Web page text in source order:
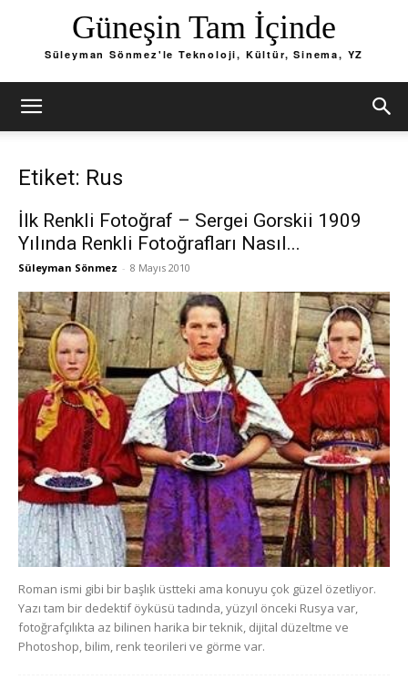
Güneşin Tam İçinde
Süleyman Sönmez'le Teknoloji, Kültür, Sinema, YZ
Etiket: Rus
İlk Renkli Fotoğraf – Sergei Gorskii 1909
Yılında Renkli Fotoğrafları Nasıl...
Süleyman Sönmez - 8 Mayıs 2010
Roman ismi gibi bir başlık üstteki ama konuyu çok güzel özetliyor.
Yazı tam bir dedektif öyküsü tadında, yüzyıl önceki Rusya var,
fotoğrafçılıkta az bilinen harika bir teknik, dijital düzeltme ve
Photoshop, bilim, renk teorileri ve görme var.